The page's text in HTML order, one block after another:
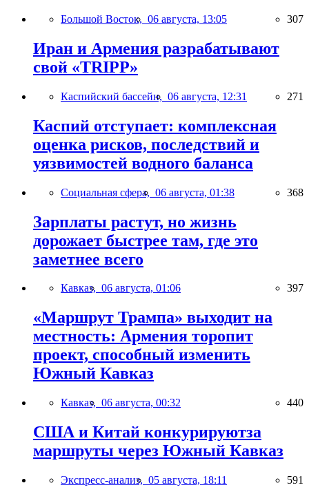
Большой Восток, 06 августа, 13:05 307
Иран и Армения разрабатывают
свой «TRIPP»
Каспийский бассейн, 06 августа, 12:31 271
Каспий отступает: комплексная
оценка рисков, последствий и
уязвимостей водного баланса
Социальная сфера, 06 августа, 01:38 368
Зарплаты растут, но жизнь
дорожает быстрее там, где это
заметнее всего
Кавказ, 06 августа, 01:06 397
«Маршрут Трампа» выходит на
местность: Армения торопит
проект, способный изменить
Южный Кавказ
Кавказ, 06 августа, 00:32 440
США и Китай конкурируютза
маршруты через Южный Кавказ
Экспресс-анализ, 05 августа, 18:11 591